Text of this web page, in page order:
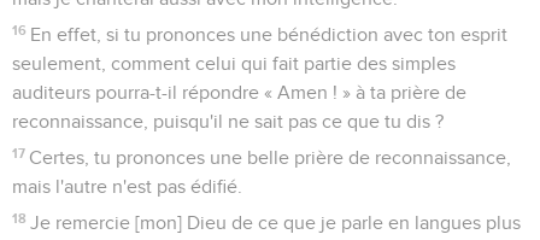
16 En effet, si tu prononces une bénédiction avec ton esprit
seulement, comment celui qui fait partie des simples
auditeurs pourra-t-il répondre « Amen ! » à ta prière de
reconnaissance, puisqu'il ne sait pas ce que tu dis ?
17 Certes, tu prononces une belle prière de reconnaissance,
mais l'autre n'est pas édifié.
18 Je remercie [mon] Dieu de ce que je parle en langues plus